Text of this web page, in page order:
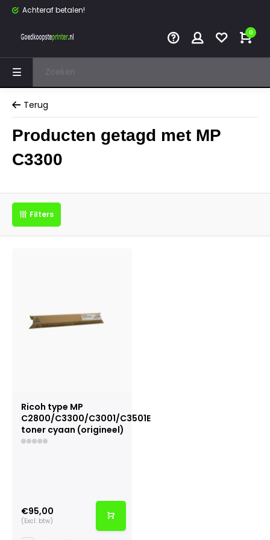
Achteraf betalen!
0
Terug
Producten getagd met MP
C3300
Filters
Ricoh type MP
C2800/C3300/C3001/C3501E
toner cyaan (origineel)
€95,00
(Excl. btw)